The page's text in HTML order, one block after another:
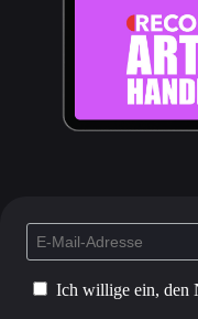
Ich willige ein, den